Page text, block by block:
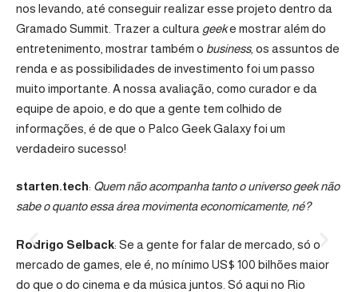
nos levando, até conseguir realizar esse projeto dentro da
Gramado Summit. Trazer a cultura geeke mostrar além do
entretenimento, mostrar também o business, os assuntos de
renda e as possibilidades de investimento foi um passo
muito importante. A nossa avaliação, como curador e da
equipe de apoio, e do que a gente tem colhido de
informações, é de que o Palco Geek Galaxy foi um
verdadeiro sucesso!
starten.tech: Quem não acompanha tanto o universo geek não
sabe o quanto essa área movimenta economicamente, né?
Rodrigo Selback: Se a gente for falar de mercado, só o
mercado de games, ele é, no mínimo US$ 100 bilhões maior
do que o do cinema e da música juntos. Só aqui no Rio